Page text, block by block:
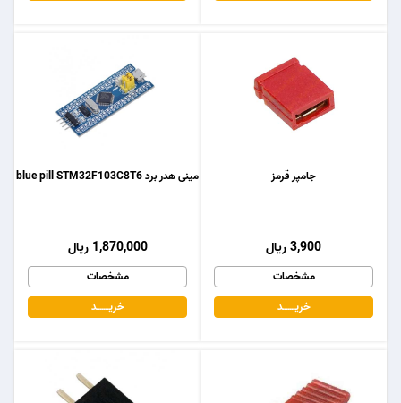
مینی هدر برد blue pill STM32F103C8T6
1,870,000 ریال
مشخصات
خریـــــــد
جامپر قرمز
3,900 ریال
مشخصات
خریـــــــد